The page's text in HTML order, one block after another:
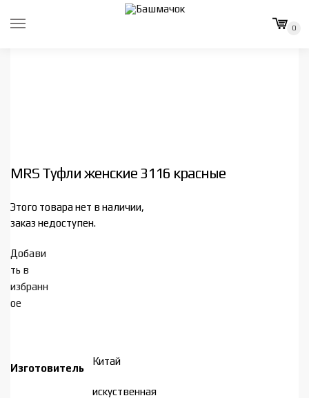
0
MRS Туфли женские 3116 красные
Этого товара нет в наличии,
заказ недоступен.
Добави
ть в
избранн
ое
Изготовитель
Китай
искуственная